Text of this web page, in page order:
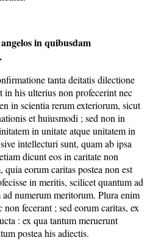
in quibusdam
tanta deitatis dilectione
in his ulterius non profecerint nec
in scientia rerum exteriorum, sicut
et huiusmodi ; sed non in
in unitate atque unitatem in
intellecturi sunt, quam ab ipsa
dicunt eos in caritate non
eorum caritas postea non est
in meritis, scilicet quantum ad
numerum meritorum. Plura enim
fecerant ; sed eorum caritas, ex
: ex qua tantum meruerunt
postea his adiectis.